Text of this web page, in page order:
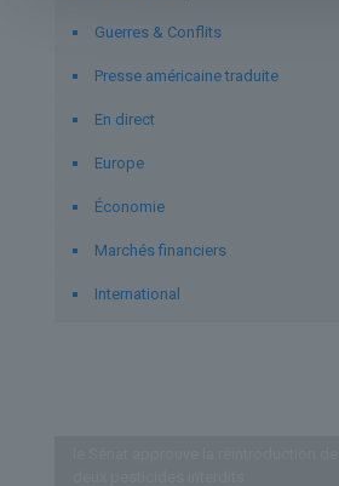
Guerres & Conflits
Presse américaine traduite
En direct
Europe
Économie
Marchés financiers
International